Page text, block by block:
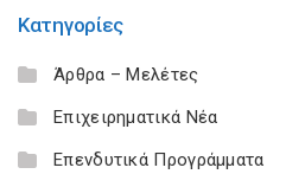
Κατηγορίες
Άρθρα – Μελέτες
Επιχειρηματικά Νέα
Επενδυτικά Προγράμματα